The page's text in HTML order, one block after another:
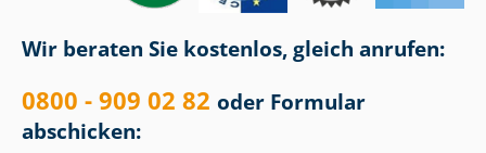
Wir beraten Sie kostenlos, gleich anrufen:
0800 - 909 02 82 oder Formular
abschicken: